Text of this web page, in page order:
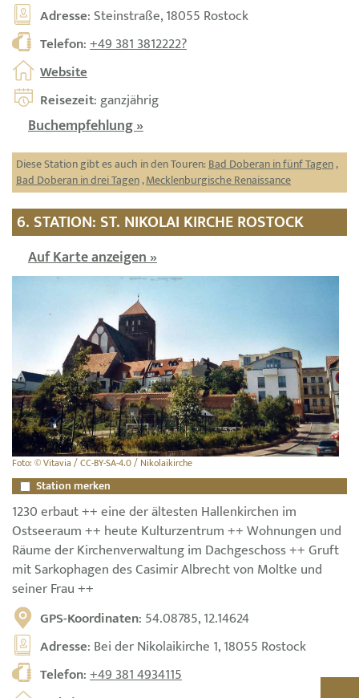
Adresse: Steinstraße, 18055 Rostock
Telefon:+49 381 3812222?
Website
Reisezeit: ganzjährig
Buchempfehlung »
Diese Station gibt es auch in den Touren:Bad Doberan in fünf Tagen,
Bad Doberan in drei Tagen,Mecklenburgische Renaissance
6. STATION: ST. NIKOLAI KIRCHE ROSTOCK
Auf Karte anzeigen »
Foto: © Vitavia / CC-BY-SA-4.0 / Nikolaikirche
Station merken
1230 erbaut ++ eine der ältesten Hallenkirchen im
Ostseeraum ++ heute Kulturzentrum ++ Wohnungen und
Räume der Kirchenverwaltung im Dachgeschoss ++ Gruft
mit Sarkophagen des Casimir Albrecht von Moltke und
seiner Frau ++
GPS-Koordinaten: 54.08785, 12.14624
Adresse: Bei der Nikolaikirche 1, 18055 Rostock
Telefon:+49 381 4934115